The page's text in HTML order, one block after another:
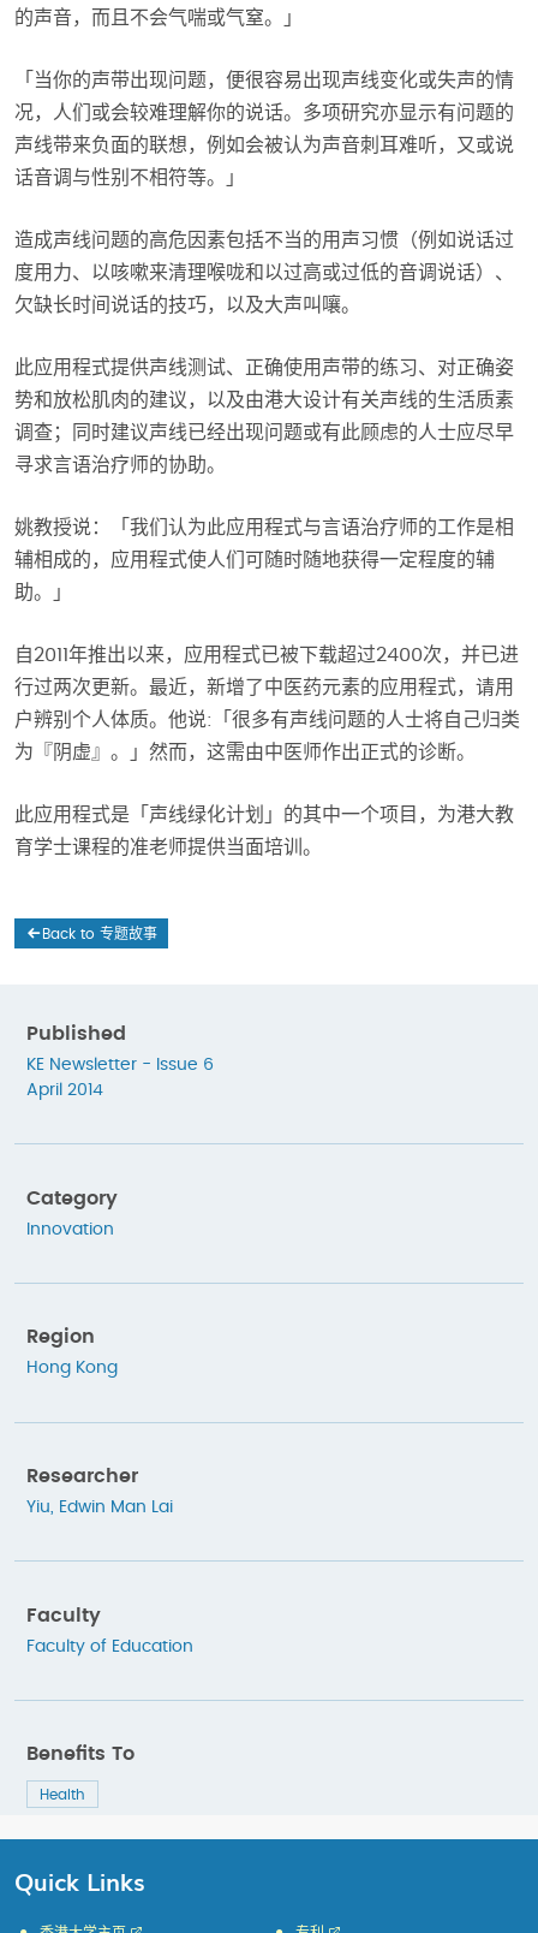
的声音，而且不会气喘或气窒。」
「当你的声带出现问题，便很容易出现声线变化或失声的情
况，人们或会较难理解你的说话。多项研究亦显示有问题的
声线带来负面的联想，例如会被认为声音刺耳难听，又或说
话音调与性别不相符等。」
造成声线问题的高危因素包括不当的用声习惯（例如说话过
度用力、以咳嗽来清理喉咙和以过高或过低的音调说话）、
欠缺长时间说话的技巧，以及大声叫嚷。
此应用程式提供声线测试、正确使用声带的练习、对正确姿
势和放松肌肉的建议，以及由港大设计有关声线的生活质素
调查；同时建议声线已经出现问题或有此顾虑的人士应尽早
寻求言语治疗师的协助。
姚教授说：「我们认为此应用程式与言语治疗师的工作是相
辅相成的，应用程式使人们可随时随地获得一定程度的辅
助。」
自2011年推出以来，应用程式已被下载超过2400次，并已进
行过两次更新。最近，新增了中医药元素的应用程式，请用
户辨别个人体质。他说:「很多有声线问题的人士将自己归类
为『阴虚』。」然而，这需由中医师作出正式的诊断。
此应用程式是「声线绿化计划」的其中一个项目，为港大教
育学士课程的准老师提供当面培训。
Back to 专题故事
Published
KE Newsletter - Issue 6
April 2014
Category
Innovation
Region
Hong Kong
Researcher
Yiu, Edwin Man Lai
Faculty
Faculty of Education
Benefits To
Health
Quick Links